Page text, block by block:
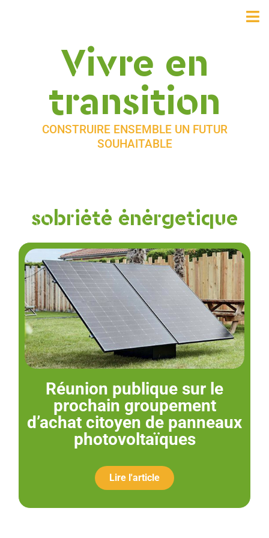
Vivre en
transition
CONSTRUIRE ENSEMBLE UN FUTUR
SOUHAITABLE
sobriété énérgetique
Réunion publique sur le
prochain groupement
d’achat citoyen de panneaux
photovoltaïques
Lire l'article